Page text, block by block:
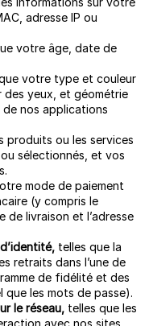
adresse IP ou
votre âge, date de
votre type et couleur
yeux, et géométrie
nos applications
produits ou les services
sélectionnés, et vos
mode de paiement
(y compris le
de livraison et l’adresse
telles que la
retraits dans l’une de
de fidélité et des
les mots de passe).
le réseau, telles que les
avec nos sites